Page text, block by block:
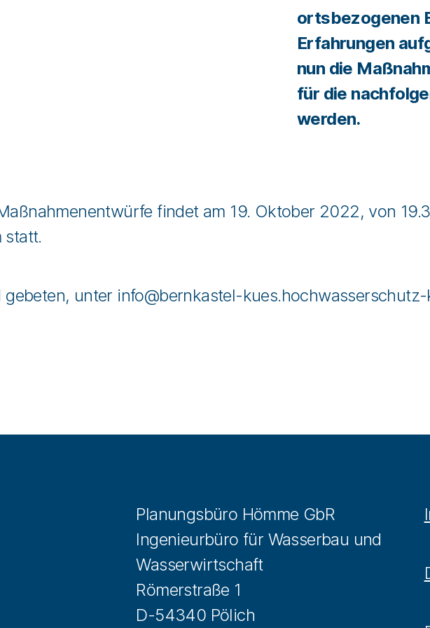
ortsbezogenen
Erfahrungen
nun die
für die
werden.
findet am 19. Oktober 2022, von
statt.
unter info@bernkastel-
Planungsbüro Hömme GbR
Ingenieurbüro für Wasserbau und
Wasserwirtschaft
Römerstraße 1
D-54340 Pölich